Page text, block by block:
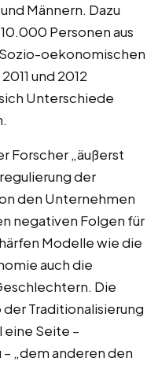
Männern. Dazu
Personen aus
oekonomischen
und 2012
Unterschiede
Forscher „äußerst
der
den Unternehmen
negativen Folgen für
Modelle wie die
auch die
Die
der Traditionalisierung
eine Seite –
„dem anderen den